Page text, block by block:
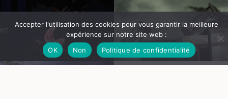
Accepter l'utilisation des cookies pour vous garantir la meilleure
expérience sur notre site web :
OK
Non Politique de confidentialité